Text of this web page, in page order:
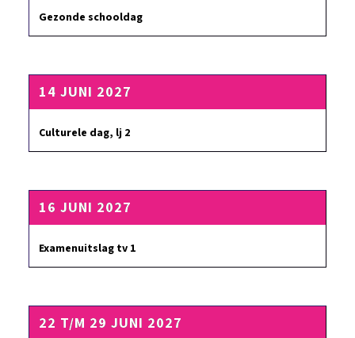
Gezonde schooldag
14 JUNI 2027
Culturele dag, lj 2
16 JUNI 2027
Examenuitslag tv 1
22 T/M 29 JUNI 2027